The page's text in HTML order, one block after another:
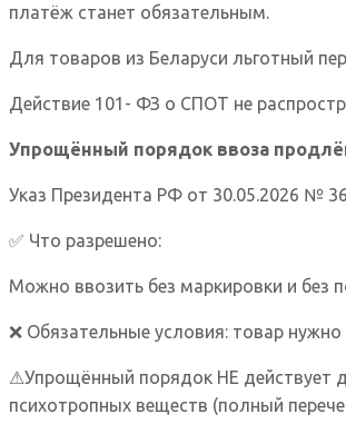
платёж станет обязательным.
Для товаров из Беларуси льготный
Действие 101- ФЗ о СПОТ не
Упрощённый порядок ввоза
Указ Президента РФ от 30.05.2026 №
✅ Что разрешено:
Можно ввозить без маркировки и без
❌ Обязательные условия: товар
⚠Упрощённый порядок НЕ действует
психотропных веществ (полный